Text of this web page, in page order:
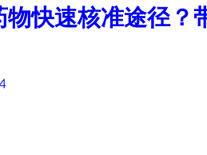
物快速核准途径？